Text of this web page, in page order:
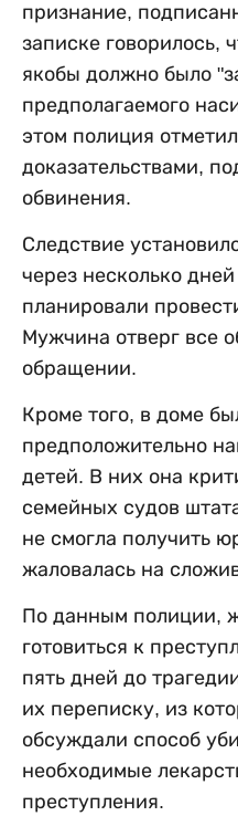
признание,
записке говорилось,
якобы должно было
предполагаемого
этом полиция
доказательствами,
обвинения.
Следствие
через несколько
планировали
Мужчина отверг все
обращении.
Кроме того, в доме
предположительно
детей. В них она
семейных судов
не смогла получить
жаловалась на
По данным полиции,
готовиться к
пять дней до
их переписку, из
обсуждали способ
необходимые
преступления.